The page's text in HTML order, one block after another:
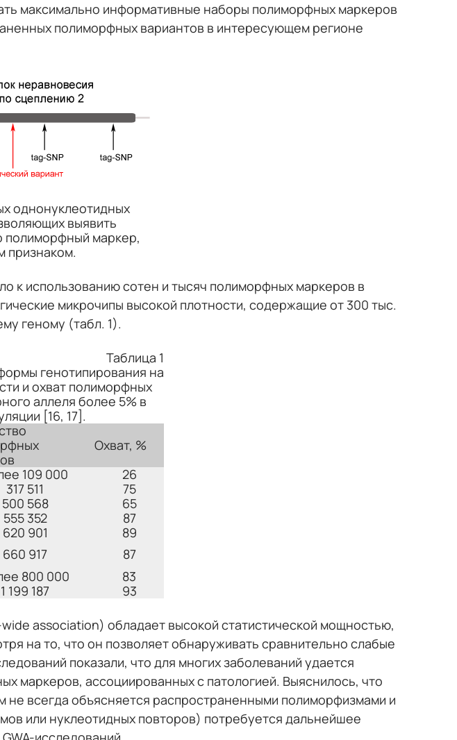
максимально информативные наборы полиморфных маркеров
полиморфных вариантов в интересующем регионе
однонуклеотидных
выявить
полиморфный маркер,
признаком.
к использованию сотен и тысяч полиморфных маркеров в
микрочипы высокой плотности, содержащие от 300 тыс.
геному (табл. 1).
Таблица 1
генотипирования на
и охват полиморфных
аллеля более 5% в
[16, 17].
Охват, %
109 000
26
317 511
75
500 568
65
555 352
87
620 901
89
660 917
87
800 000
83
1 199 187 93
association) обладает высокой статистической мощностью,
на то, что он позволяет обнаруживать сравнительно слабые
показали, что для многих заболеваний удается
маркеров, ассоциированных с патологией. Выяснилось, что
всегда объясняется распространенными полиморфизмами и
или нуклеотидных повторов) потребуется дальнейшее